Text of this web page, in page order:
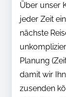
Über unser
jeder Zeit
nächste
Planung
damit wir
zusenden